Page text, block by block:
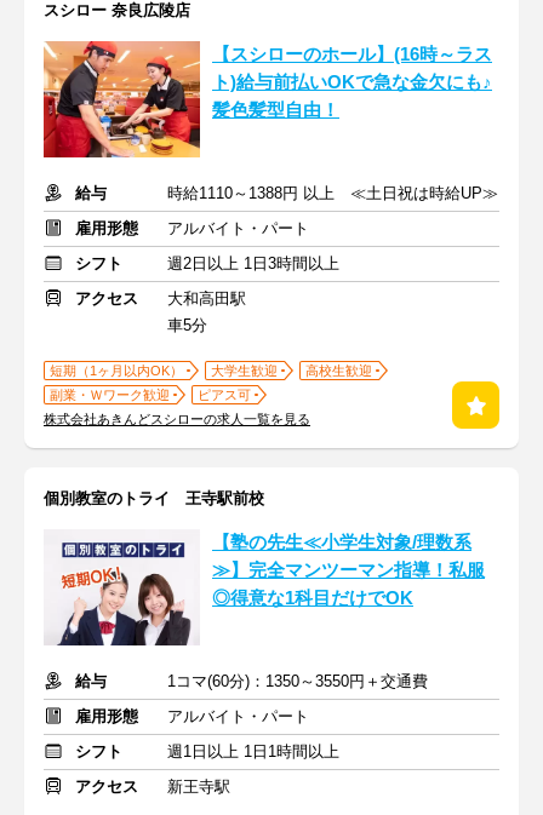
スシロー 奈良広陵店
【スシローのホール】(16時～ラス
ト)給与前払いOKで急な金欠にも♪
髪色髪型自由！
給与
時給1110～1388円 以上 ≪土日祝は時給UP≫
雇用形態
アルバイト・パート
シフト
週2日以上 1日3時間以上
アクセス
大和高田駅
車5分
短期（1ヶ月以内OK） 大学生歓迎
高校生歓迎
副業・Ｗワーク歓迎
ピアス可
株式会社あきんどスシローの求人一覧を見る
個別教室のトライ 王寺駅前校
【塾の先生≪小学生対象/理数系
≫】完全マンツーマン指導！私服
◎得意な1科目だけでOK
給与
1コマ(60分)：1350～3550円＋交通費
雇用形態
アルバイト・パート
シフト
週1日以上 1日1時間以上
アクセス
新王寺駅